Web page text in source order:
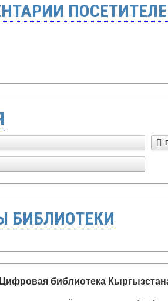
БИБЛИОТЕКИ
библиотека